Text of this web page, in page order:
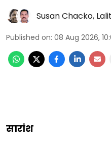
Susan Chacko,
Published on: 08 Aug 2026,
सारांश